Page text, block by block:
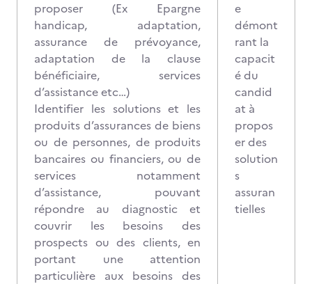
proposer (Ex Epargne
handicap, adaptation,
assurance de prévoyance,
adaptation de la clause
bénéficiaire, services
d’assistance etc…)
Identifier les solutions et les
produits d’assurances de biens
ou de personnes, de produits
bancaires ou financiers, ou de
services notamment
d’assistance, pouvant
répondre au diagnostic et
couvrir les besoins des
prospects ou des clients, en
portant une attention
particulière aux besoins des
e
démont
rant la
capacit
é du
candid
at à
propos
er des
solution
s
assuran
tielles